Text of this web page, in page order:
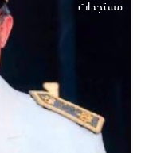
مستجدات